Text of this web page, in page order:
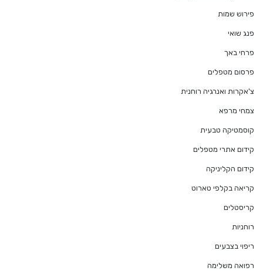
פירוש שמות
פנג שואי
פרחי באך
פרסום מטפלים
צ'אקרות ואנרגיה רוחנית
צמחי מרפא
קוסמטיקה טבעית
קידום אתרי מטפלים
קידום הקליניקה
קריאה בקלפי טארוט
קריסטלים
רוחניות
ריפוי בצבעים
רפואה משלימה